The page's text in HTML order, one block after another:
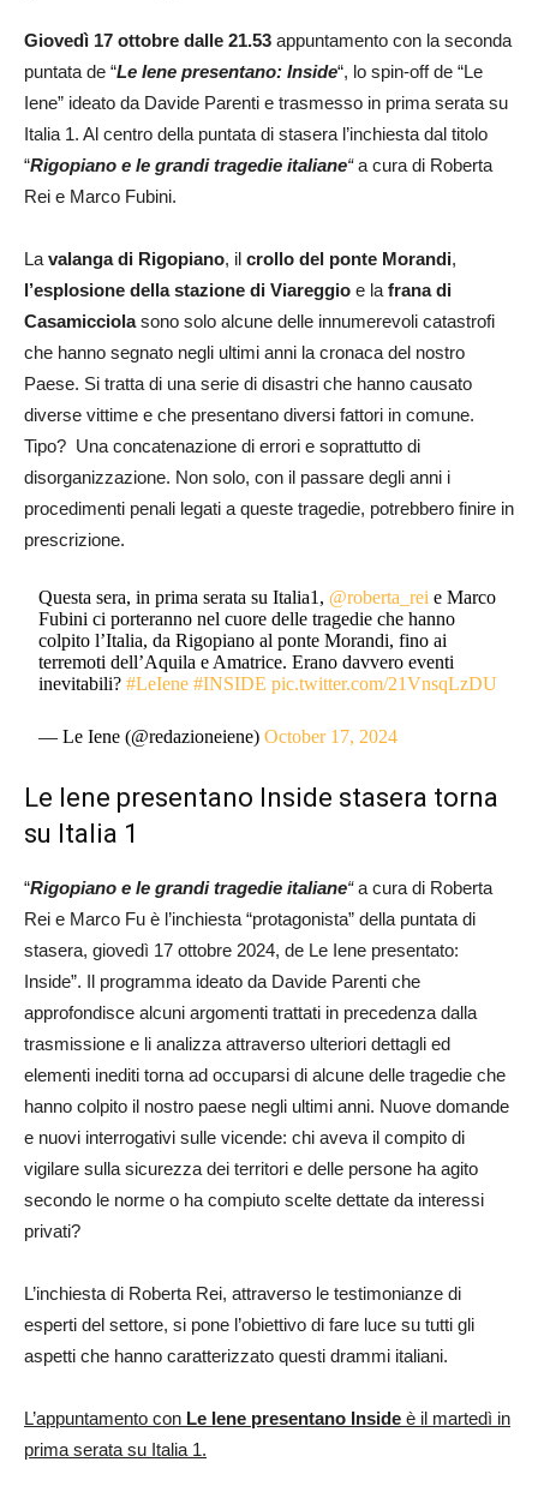
Giovedì 17 ottobre dalle 21.53 appuntamento con la seconda
puntata de “Le Iene presentano: Inside“, lo spin-off de “Le
Iene” ideato da Davide Parenti e trasmesso in prima serata su
Italia 1. Al centro della puntata di stasera l’inchiesta dal titolo
“Rigopiano e le grandi tragedie italiane“a cura di Roberta
Rei e Marco Fubini.
La valanga di Rigopiano, il crollo del ponte Morandi,
l’esplosione della stazione di Viareggio e la frana di
Casamicciolasono solo alcune delle innumerevoli catastrofi
che hanno segnato negli ultimi anni la cronaca del nostro
Paese. Si tratta di una serie di disastri che hanno causato
diverse vittime e che presentano diversi fattori in comune.
Tipo? Una concatenazione di errori e soprattutto di
disorganizzazione. Non solo, con il passare degli anni i
procedimenti penali legati a queste tragedie, potrebbero finire in
prescrizione.
Questa sera, in prima serata su Italia1, @roberta_rei e Marco
Fubini ci porteranno nel cuore delle tragedie che hanno
colpito l’Italia, da Rigopiano al ponte Morandi, fino ai
terremoti dell’Aquila e Amatrice. Erano davvero eventi
inevitabili?#LeIene #INSIDE pic.twitter.com/21VnsqLzDU
— Le Iene (@redazioneiene)October 17, 2024
Le Iene presentano Inside stasera torna
su Italia 1
“Rigopiano e le grandi tragedie italiane“a cura di Roberta
Rei e Marco Fu è l’inchiesta “protagonista” della puntata di
stasera, giovedì 17 ottobre 2024, de Le Iene presentato:
Inside”. Il programma ideato da Davide Parenti che
approfondisce alcuni argomenti trattati in precedenza dalla
trasmissione e li analizza attraverso ulteriori dettagli ed
elementi inediti torna ad occuparsi di alcune delle tragedie che
hanno colpito il nostro paese negli ultimi anni. Nuove domande
e nuovi interrogativi sulle vicende: chi aveva il compito di
vigilare sulla sicurezza dei territori e delle persone ha agito
secondo le norme o ha compiuto scelte dettate da interessi
privati?
L’inchiesta di Roberta Rei, attraverso le testimonianze di
esperti del settore, si pone l’obiettivo di fare luce su tutti gli
aspetti che hanno caratterizzato questi drammi italiani.
L’appuntamento con Le Iene presentano Inside è il martedì in
prima serata su Italia 1.